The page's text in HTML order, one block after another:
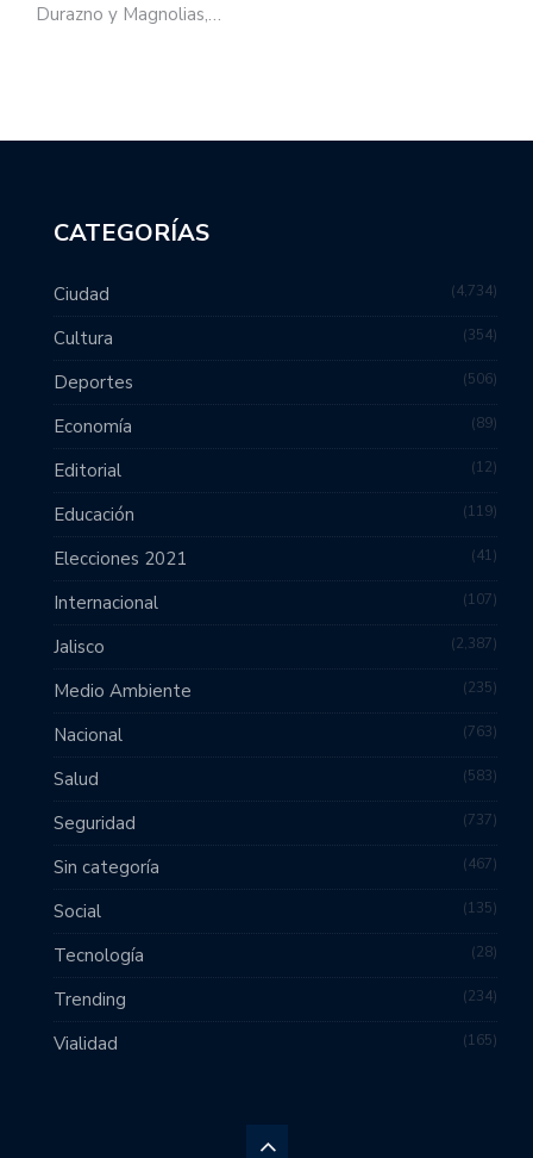
Durazno y Magnolias,…
CATEGORÍAS
Ciudad 4,734
Cultura 354
Deportes 506
Economía 89
Editorial 12
Educación 119
Elecciones 2021 41
Internacional 107
Jalisco 2,387
Medio Ambiente 235
Nacional 763
Salud 583
Seguridad 737
Sin categoría 467
Social 135
Tecnología 28
Trending 234
Vialidad 165